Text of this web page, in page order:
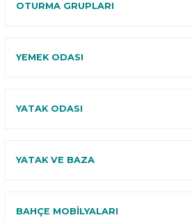
OTURMA GRUPLARI
YEMEK ODASI
YATAK ODASI
YATAK VE BAZA
BAHÇE MOBİLYALARI